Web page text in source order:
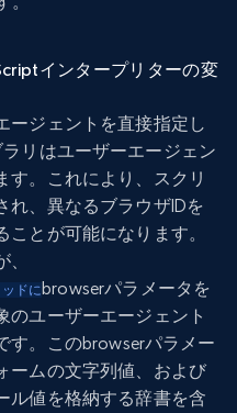
インタープリターの変
ージェントを直接指定し
リはユーザーエージェン
す。これにより、スクリ
れ、異なるブラウザIDを
とが可能になります。
ドにbrowserパラメータを
のユーザーエージェント
す。このbrowserパラメー
ームの文字列値、および
ル値を格納する辞書を含